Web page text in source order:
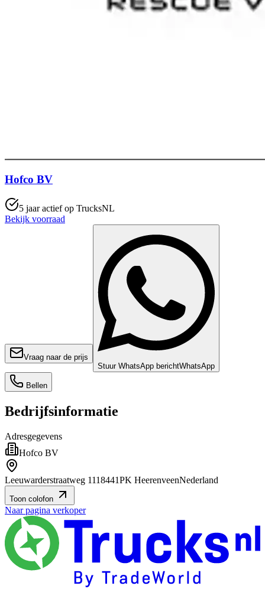
Hofco BV
5 jaar actief op TrucksNL
Bekijk voorraad
Vraag naar de prijs
Stuur WhatsApp berichtWhatsApp
Bellen
Bedrijfsinformatie
Adresgegevens
Hofco BV
Leeuwarderstraatweg 1118441PK HeerenveenNederland
Toon colofon
Naar pagina verkoper